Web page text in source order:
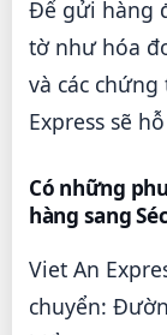
Để gửi hàng
tờ như hóa
và các
Express sẽ
Có những
hàng sang
Viet An
chuyển: